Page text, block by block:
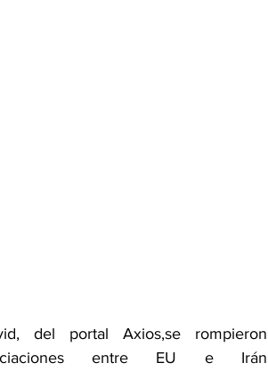
del portal Axios,se rompieron
entre EU e Irán